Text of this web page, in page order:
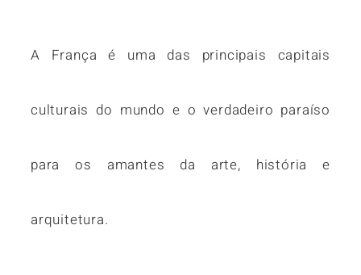
A França é uma das principais capitais
culturais do mundo e o verdadeiro paraíso
para os amantes da arte, história e
arquitetura.